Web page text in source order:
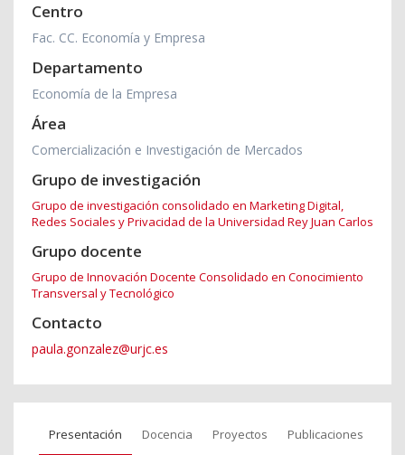
Centro
Fac. CC. Economía y Empresa
Departamento
Economía de la Empresa
Área
Comercialización e Investigación de Mercados
Grupo de investigación
Grupo de investigación consolidado en Marketing Digital,
Redes Sociales y Privacidad de la Universidad Rey Juan Carlos
Grupo docente
Grupo de Innovación Docente Consolidado en Conocimiento
Transversal y Tecnológico
Contacto
paula.gonzalez@urjc.es
Presentación Docencia Proyectos Publicaciones